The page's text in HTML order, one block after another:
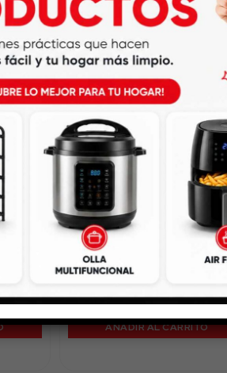
Lupa de Lectura con Luz
$20.500
AÑADIR AL CARRITO